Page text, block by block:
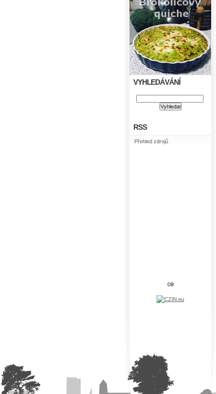
VYHLEDÁVÁNÍ
RSS
Přehled zdrojů